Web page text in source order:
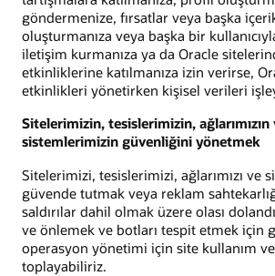
göndermenize, fırsatlar veya başka
oluşturmanıza veya başka bir
iletişim kurmanıza ya da Oracle
etkinliklerine katılmanıza izin verirse,
etkinlikleri yönetirken kişisel verileri
Sitelerimizin, tesislerimizin, ağlarımızın
sistemlerimizin güvenliğini yönetmek
Sitelerimizi, tesislerimizi, ağlarımızı ve
güvende tutmak veya reklam
saldırılar dahil olmak üzere olası
ve önlemek ve botları tespit etmek için
operasyon yönetimi için site kullanım
toplayabiliriz.